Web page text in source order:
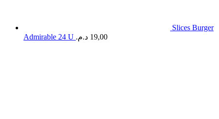
Slices Burger
Admirable 24 U
19,00 د.م.